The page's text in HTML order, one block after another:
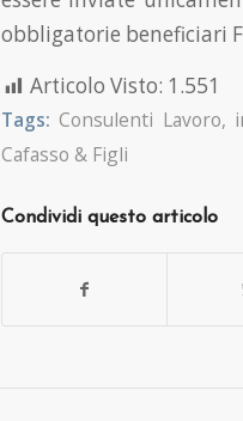
obbligatorie beneficiari
Articolo Visto: 1.551
Tags: Consulenti Lavoro,
Cafasso & Figli
Condividi questo articolo